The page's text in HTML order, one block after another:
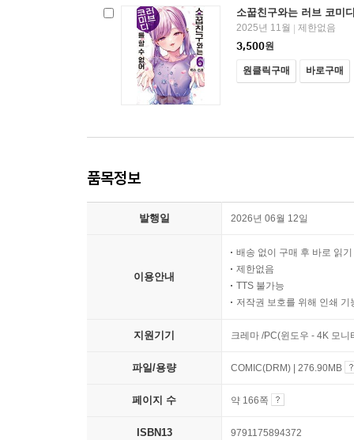
소꿉친구와는 러브 코미
2025년 11월
제한없음
3,500원
원클릭구매 바로구매
품목정보
발행일 2026년 06월 12일
이용안내
배송 없이 구매 후 바로 읽기
제한없음
TTS 불가능
저작권 보호를 위해 인쇄 기
지원기기 크레마 /PC(윈도우 - 4K 모
파일/용량 COMIC(DRM) | 276.90MB
페이지 수 약 166쪽
ISBN13 9791175894372